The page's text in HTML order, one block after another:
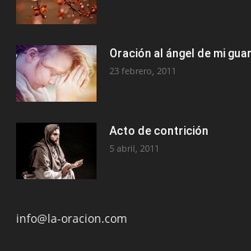
Oración al ángel de mi
23 febrero, 2011
Acto de contrición
5 abril, 2011
info@la-oracion.com